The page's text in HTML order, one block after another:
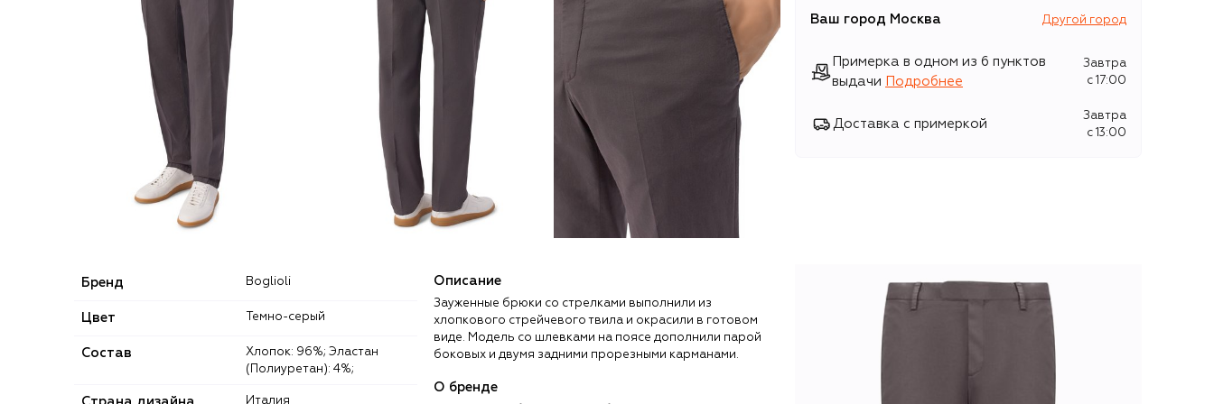
Ваш город Москва Другой город
Примерка в одном из 6 пунктов
выдачи
Подробнее
Завтра
c 17:00
Доставка с примеркой
Завтра
c 13:00
Бренд Boglioli
Цвет Темно-серый
Состав
Хлопок: 96%; Эластан
(Полиуретан): 4%;
Италия
Описание
Зауженные брюки со стрелками выполнили из
хлопкового стрейчевого твила и окрасили в готовом
виде. Модель со шлевками на поясе дополнили парой
боковых и двумя задними прорезными карманами.
О бренде